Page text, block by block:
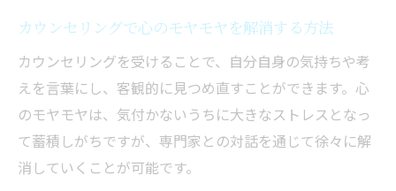
カウンセリングで心のモヤモヤを解消する方法
カウンセリングを受けることで、自分自身の気持ちや考
えを言葉にし、客観的に見つめ直すことができます。心
のモヤモヤは、気付かないうちに大きなストレスとなっ
て蓄積しがちですが、専門家との対話を通じて徐々に解
消していくことが可能です。